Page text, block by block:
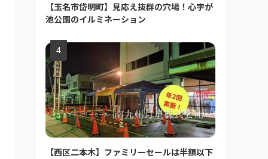
【玉名市岱明町】見応え抜群の穴場！心字が
池公園のイルミネーション
【西区二本木】ファミリーセールは半額以下